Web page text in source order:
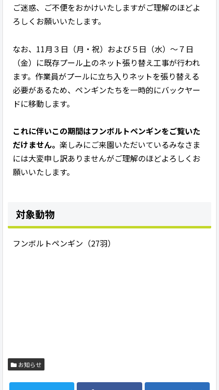
ご迷惑、ご不便をおかけいたしますがご理解のほどよ
ろしくお願いいたします。
なお、11月３日（月・祝）および５日（水）～７日
（金）に既存プール上のネット張り替え工事が行われ
ます。作業員がプールに立ち入りネットを張り替える
必要があるため、ペンギンたちを一時的にバックヤー
ドに移動します。
これに伴いこの期間はフンボルトペンギンをご覧いた
だけません。 楽しみにご来園いただいているみなさま
には大変申し訳ありませんがご理解のほどよろしくお
願いいたします。
対象動物
フンボルトペンギン（27羽）
お知らせ